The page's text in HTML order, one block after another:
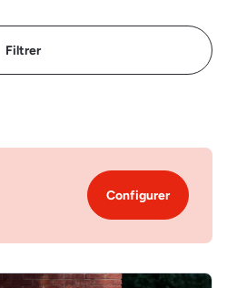
Filtrer
Configurer